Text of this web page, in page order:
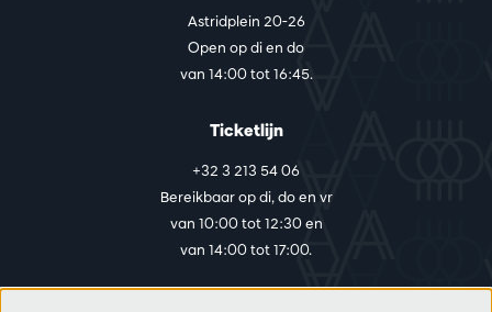
Astridplein 20-26
Open op di en do
van 14:00 tot 16:45.
Ticketlijn
+32 3 213 54 06
Bereikbaar op di, do en vr
van 10:00 tot 12:30 en
van 14:00 tot 17:00.